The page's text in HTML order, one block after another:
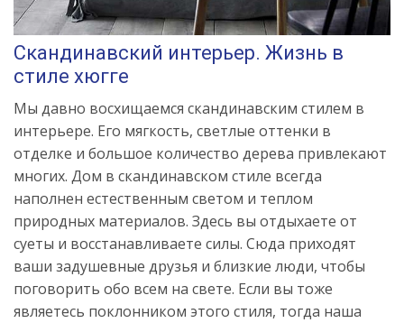
Скандинавский интерьер. Жизнь в
стиле хюгге
Мы давно восхищаемся скандинавским стилем в
интерьере. Его мягкость, светлые оттенки в
отделке и большое количество дерева привлекают
многих. Дом в скандинавском стиле всегда
наполнен естественным светом и теплом
природных материалов. Здесь вы отдыхаете от
суеты и восстанавливаете силы. Сюда приходят
ваши задушевные друзья и близкие люди, чтобы
поговорить обо всем на свете. Если вы тоже
являетесь поклонником этого стиля, тогда наша